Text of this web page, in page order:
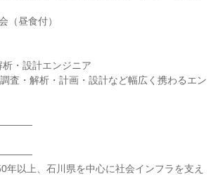
（昼食付）
・設計エンジニア
査・解析・計画・設計など幅広く携わるエン
年以上、石川県を中心に社会インフラを支え